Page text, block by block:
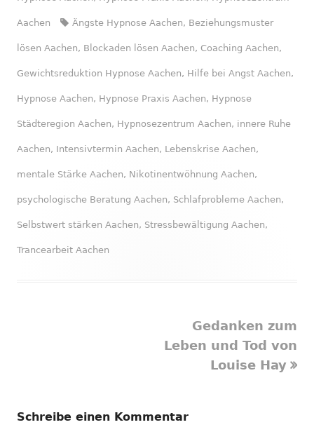
Aachen Schlagwörter
Ängste Hypnose Aachen, Beziehungsmuster
lösen Aachen, Blockaden lösen Aachen, Coaching Aachen,
Gewichtsreduktion Hypnose Aachen, Hilfe bei Angst Aachen,
Hypnose Aachen, Hypnose Praxis Aachen, Hypnose
Städteregion Aachen, Hypnosezentrum Aachen, innere Ruhe
Aachen, Intensivtermin Aachen, Lebenskrise Aachen,
mentale Stärke Aachen, Nikotinentwöhnung Aachen,
psychologische Beratung Aachen, Schlafprobleme Aachen,
Selbstwert stärken Aachen, Stressbewältigung Aachen,
Trancearbeit Aachen
BeitragsnavigationNächster
Beitrag
Gedanken zum
Leben und Tod von
Louise Hay
Schreibe einen Kommentar